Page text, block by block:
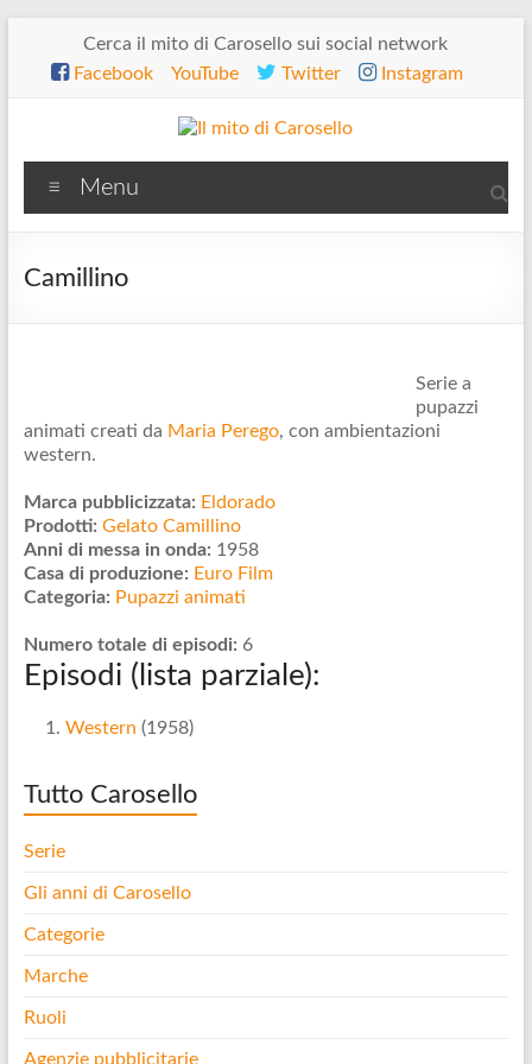
contenuto
Cerca il mito di Carosello sui social network
Facebook
YouTube Twitter Instagram
Il
mito
di
Menu
Camillino
Serie a
pupazzi
animati creati da Maria Perego, con ambientazioni
western.
Marca pubblicizzata: Eldorado
Prodotti: Gelato Camillino
Anni di messa in onda: 1958
Casa di produzione: Euro Film
Categoria: Pupazzi animati
Numero totale di episodi: 6
Episodi (lista parziale):
Western (1958)
Tutto Carosello
Serie
Gli anni di Carosello
Categorie
Marche
Ruoli
Agenzie pubblicitarie